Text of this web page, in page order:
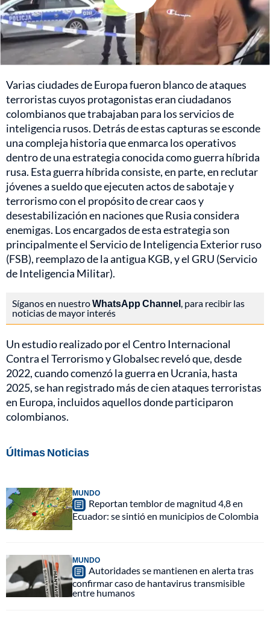
Varias ciudades de Europa fueron blanco de ataques
terroristas cuyos protagonistas eran ciudadanos
colombianos que trabajaban para los servicios de
inteligencia rusos. Detrás de estas capturas se esconde
una compleja historia que enmarca los operativos
dentro de una estrategia conocida como guerra híbrida
rusa. Esta guerra híbrida consiste, en parte, en reclutar
jóvenes a sueldo que ejecuten actos de sabotaje y
terrorismo con el propósito de crear caos y
desestabilización en naciones que Rusia considera
enemigas. Los encargados de esta estrategia son
principalmente el Servicio de Inteligencia Exterior ruso
(FSB), reemplazo de la antigua KGB, y el GRU (Servicio
de Inteligencia Militar).
Síganos en nuestroWhatsApp Channel , para recibir las
noticias de mayor interés
Un estudio realizado por el Centro Internacional
Contra el Terrorismo y Globalsec reveló que, desde
2022, cuando comenzó la guerra en Ucrania, hasta
2025, se han registrado más de cien ataques terroristas
en Europa, incluidos aquellos donde participaron
colombianos.
Últimas Noticias
MUNDO
Reportan temblor de magnitud 4,8 en
Ecuador: se sintió en municipios de Colombia
MUNDO
Autoridades se mantienen en alerta tras
confirmar caso de hantavirus transmisible
entre humanos